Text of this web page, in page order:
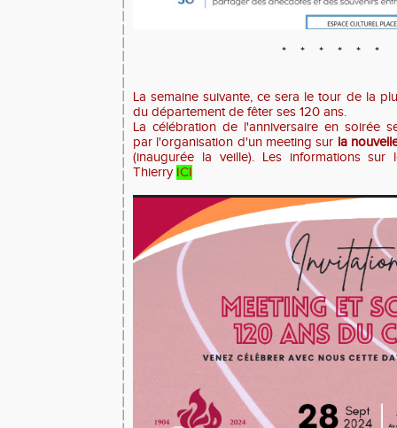
* * * * * *
La semaine suivante, ce sera le tour de la
du département de fêter ses 120 ans.
La célébration de l'anniversaire en soirée
par l'organisation d'un meeting sur la
(inaugurée la veille). Les informations
Thierry ICI